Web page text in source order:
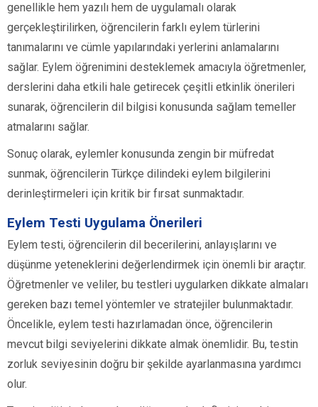
genellikle hem yazılı hem de uygulamalı olarak
gerçekleştirilirken, öğrencilerin farklı eylem türlerini
tanımalarını ve cümle yapılarındaki yerlerini anlamalarını
sağlar. Eylem öğrenimini desteklemek amacıyla öğretmenler,
derslerini daha etkili hale getirecek çeşitli etkinlik önerileri
sunarak, öğrencilerin dil bilgisi konusunda sağlam temeller
atmalarını sağlar.
Sonuç olarak, eylemler konusunda zengin bir müfredat
sunmak, öğrencilerin Türkçe dilindeki eylem bilgilerini
derinleştirmeleri için kritik bir fırsat sunmaktadır.
Eylem Testi Uygulama Önerileri
Eylem testi, öğrencilerin dil becerilerini, anlayışlarını ve
düşünme yeteneklerini değerlendirmek için önemli bir araçtır.
Öğretmenler ve veliler, bu testleri uygularken dikkate almaları
gereken bazı temel yöntemler ve stratejiler bulunmaktadır.
Öncelikle, eylem testi hazırlamadan önce, öğrencilerin
mevcut bilgi seviyelerini dikkate almak önemlidir. Bu, testin
zorluk seviyesinin doğru bir şekilde ayarlanmasına yardımcı
olur.